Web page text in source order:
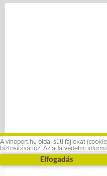
A vinoport.hu oldal süti fájlokat
biztosításához. Az adatvédelmi
Elfogadás